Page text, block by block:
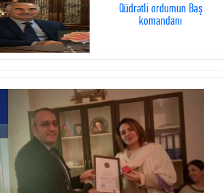
Qüdrətli ordumun Baş
komandanı